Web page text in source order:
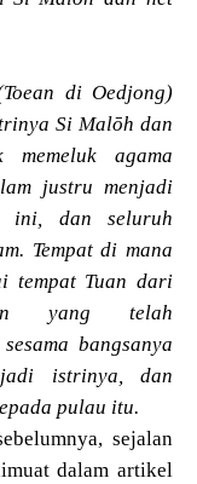
di Oedjong)
Si Malōh dan
memeluk agama
justru menjadi
ini, dan seluruh
Tempat di mana
tempat Tuan dari
yang telah
bangsanya
istrinya, dan
pulau itu.
sejalan
dalam artikel